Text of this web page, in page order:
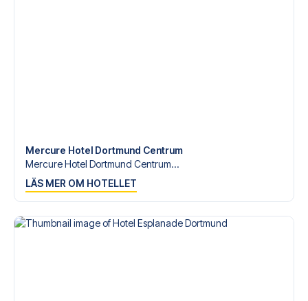
Mercure Hotel Dortmund Centrum
Mercure Hotel Dortmund Centrum...
LÄS MER OM HOTELLET